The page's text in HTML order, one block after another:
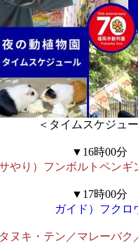
＜タイムスケジュ
▼16時00分
やり）フンボルトペンギ
▼17時00分
ガイド）フクロ
ヌキ・テン／マレーバ